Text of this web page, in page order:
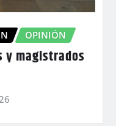
OPINIÓN
y magistrados